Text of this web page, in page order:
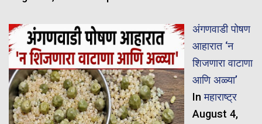
अंगणवाडी पोषण
आहारात ‘न
शिजणारा वाटाणा
आणि अळ्या’
Inमहाराष्ट्र
August 4,